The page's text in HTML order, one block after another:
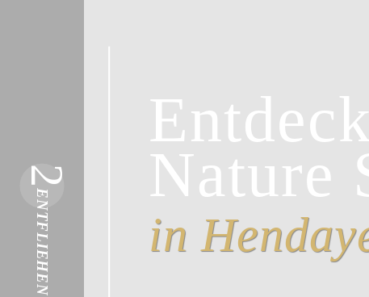
Nature
in
2
ENTFLIEHEN